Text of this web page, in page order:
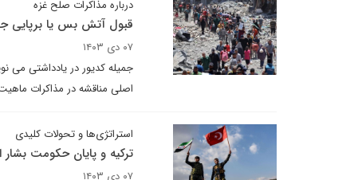
درباره مذاکرات صلح غزه
قبول آتش بس یا برپایی
۰۷ دی ۱۴۰۳
جمیله کدیور در یادداشتی می
اصلی مناقشه در مذاکرات
استراتژی‌ها و تحولات کلیدی
ترکیه و پایان حکومت بشار
۰۷ دی ۱۴۰۳